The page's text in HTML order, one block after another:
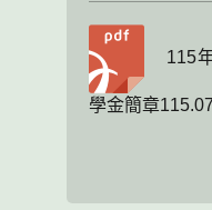
115
學金簡章